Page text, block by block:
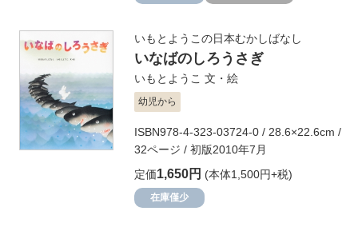
いもとようこの日本むかしばなし
いなばのしろうさぎ
いもとようこ 文・絵
幼児から
ISBN978-4-323-03724-0 / 28.6×22.6cm /
32ページ / 初版2010年7月
定価1,650円 (本体1,500円+税)
在庫僅少